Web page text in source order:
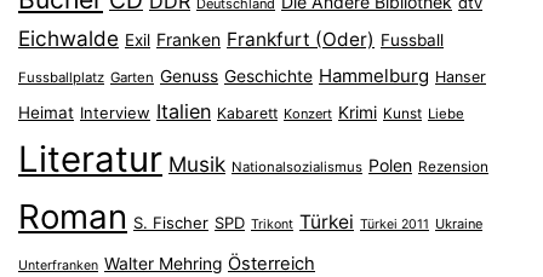
Deutschland
Eichwalde Exil Franken Frankfurt (Oder) Fussball
Fussballplatz Garten Genuss Geschichte Hammelburg Hanser
Heimat Interview Italien Kabarett Konzert Krimi Kunst Liebe
Literatur Musik Nationalsozialismus Polen Rezension
Roman S. Fischer SPD Trikont Türkei Türkei 2011 Ukraine
Unterfranken Walter Mehring Österreich